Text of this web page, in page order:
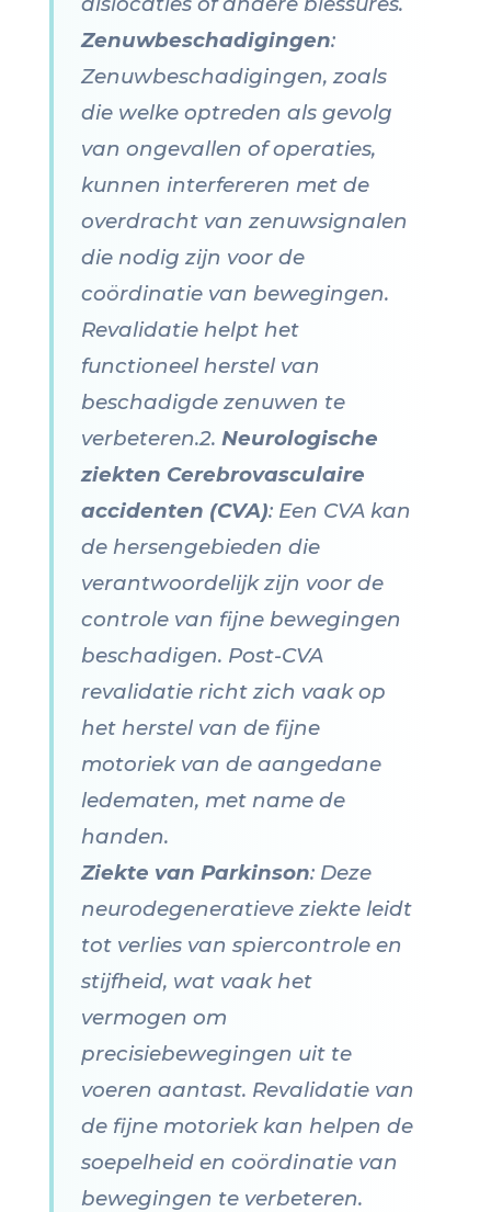
Zenuwbeschadigingen:
Zenuwbeschadigingen, zoals
die welke optreden als gevolg
van ongevallen of operaties,
kunnen interfereren met de
overdracht van zenuwsignalen
die nodig zijn voor de
coördinatie van bewegingen.
Revalidatie helpt het
functioneel herstel van
beschadigde zenuwen te
verbeteren.2. Neurologische
ziekten Cerebrovasculaire
accidenten (CVA): Een CVA kan
de hersengebieden die
verantwoordelijk zijn voor de
controle van fijne bewegingen
beschadigen. Post-CVA
revalidatie richt zich vaak op
het herstel van de fijne
motoriek van de aangedane
ledematen, met name de
handen.
Ziekte van Parkinson: Deze
neurodegeneratieve ziekte leidt
tot verlies van spiercontrole en
stijfheid, wat vaak het
vermogen om
precisiebewegingen uit te
voeren aantast. Revalidatie van
de fijne motoriek kan helpen de
soepelheid en coördinatie van
bewegingen te verbeteren.